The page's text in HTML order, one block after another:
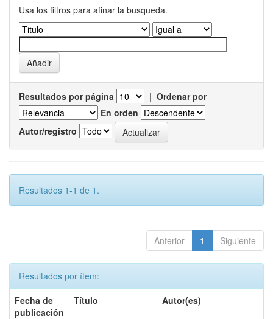
Usa los filtros para afinar la busqueda.
Resultados por página | Ordenar por
En orden
Autor/registro
Resultados 1-1 de 1.
Anterior 1 Siguiente
Resultados por ítem:
Fecha de
publicación
Título Autor(es)